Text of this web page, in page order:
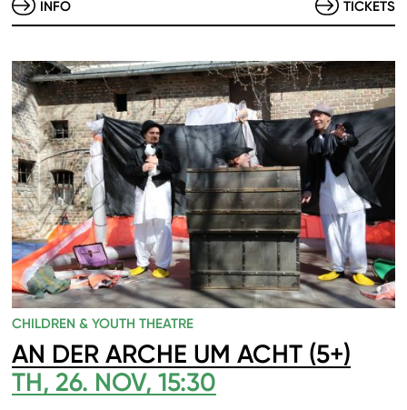
INFO TICKETS
CHILDREN & YOUTH THEATRE
AN DER ARCHE UM ACHT (5+)
TH, 26. NOV, 15:30